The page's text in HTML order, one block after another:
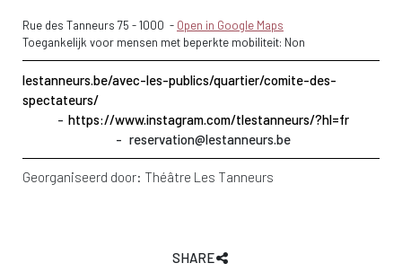
Rue des Tanneurs 75 -1000 - Open in Google Maps
Toegankelijk voor mensen met beperkte mobiliteit: Non
lestanneurs.be/avec-les-publics/quartier/comite-des-
spectateurs/
https://www.instagram.com/tlestanneurs/?hl=fr
reservation@lestanneurs.be
Georganiseerd door: Théâtre Les Tanneurs
SHARE